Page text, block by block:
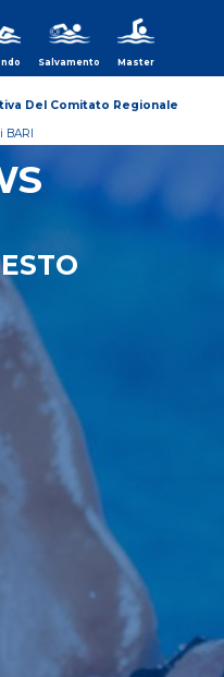
Salvamento Master
Del Comitato Regionale